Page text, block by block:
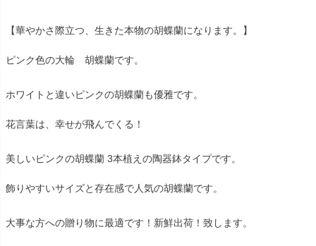
【華やかさ際立つ、生きた本物の胡蝶蘭になります。】
ピンク色の大輪 胡蝶蘭です。
ホワイトと違いピンクの胡蝶蘭も優雅です。
花言葉は、幸せが飛んでくる！
美しいピンクの胡蝶蘭 3本植えの陶器鉢タイプです。
飾りやすいサイズと存在感で人気の胡蝶蘭です。
大事な方への贈り物に最適です！新鮮出荷！致します。